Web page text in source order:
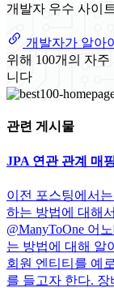
개발자 우수 사이
개발자가 알아
위해 100개의 자
니다
관련 게시물
JPA 연관 관계 매
이전 포스팅에서
하는 방법에 대해
@ManyToOne 어
는 방법에 대해 알
회원 엔티티를 예
를 들고자 한다.